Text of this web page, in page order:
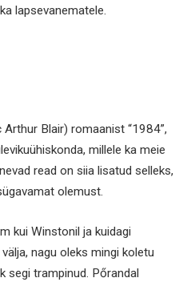
lapsevanematele.
Arthur Blair) romaanist “1984”,
millele ka meie
read on siia lisatud selleks,
olemust.
kui Winstonil ja kuidagi
nagu oleks mingi koletu
segi trampinud. Pőrandal